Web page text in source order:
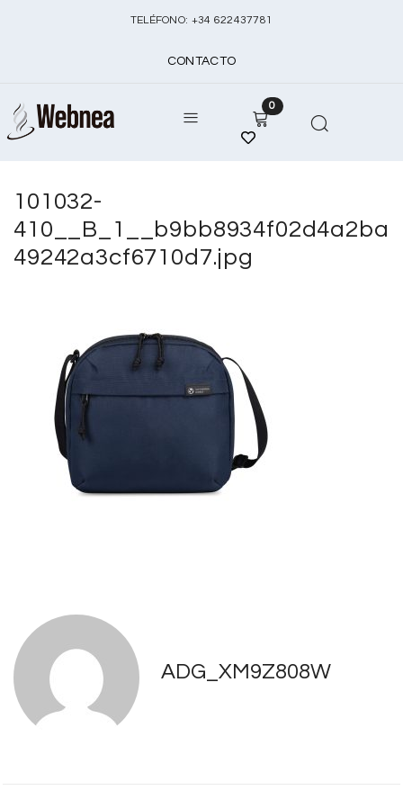
TELÉFONO: +34 622437781
CONTACTO
0
101032-
410__B_1__b9bb8934f02d4a2ba
49242a3cf6710d7.jpg
ADG_XM9Z808W